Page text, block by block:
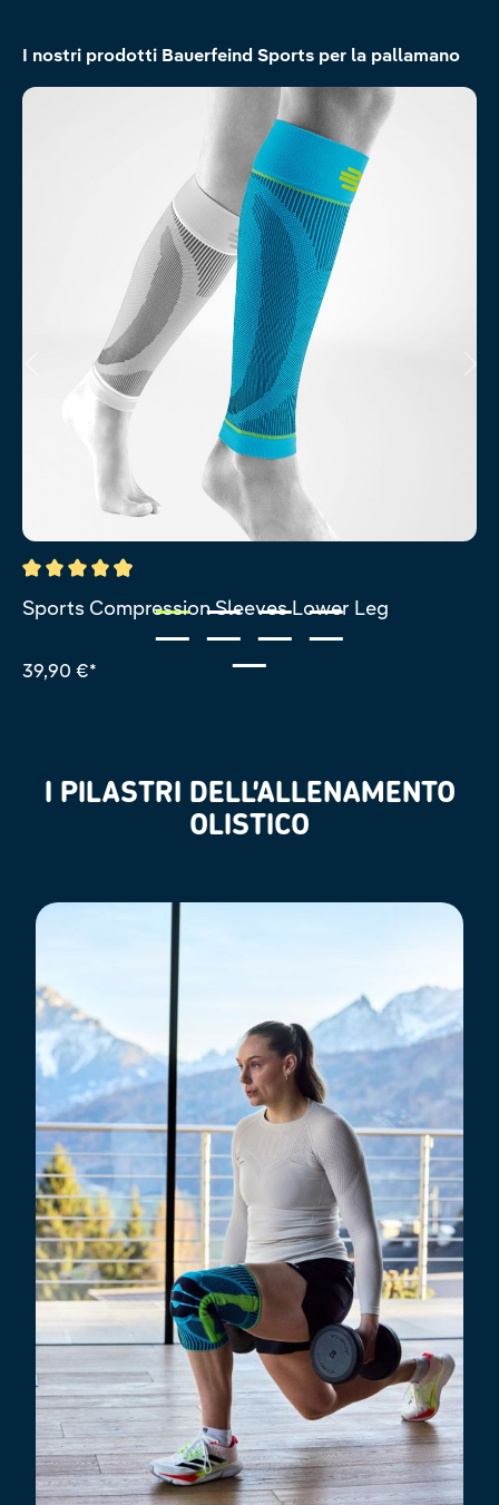
Salta la galleria dei prodotti
I nostri prodotti Bauerfeind Sports per la pallamano
Valutazione media di 4.9 su 5 stelle
Sports Compression Sleeves Lower Leg
39,90 €*
I PILASTRI DELL’ALLENAMENTO
OLISTICO